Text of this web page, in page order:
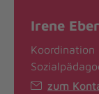
Irene
zum